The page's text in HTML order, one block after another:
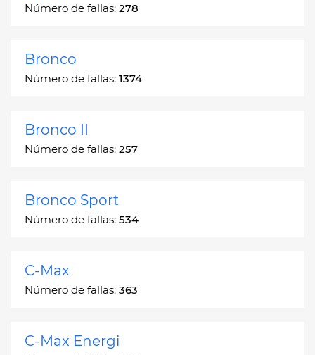
Número de fallas: 278
Bronco
Número de fallas: 1374
Bronco II
Número de fallas: 257
Bronco Sport
Número de fallas: 534
C-Max
Número de fallas: 363
C-Max Energi